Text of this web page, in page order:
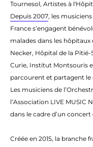
Tournesol, Artistes à
Depuis 2007, les
France s’engagent bén
malades dans les
Necker, Hôpital de la
Curie, Institut Montsouris
parcourent et partagent le
Les musiciens de
l’Association LIVE
dans le cadre d’un
Créée en 2015, la branche